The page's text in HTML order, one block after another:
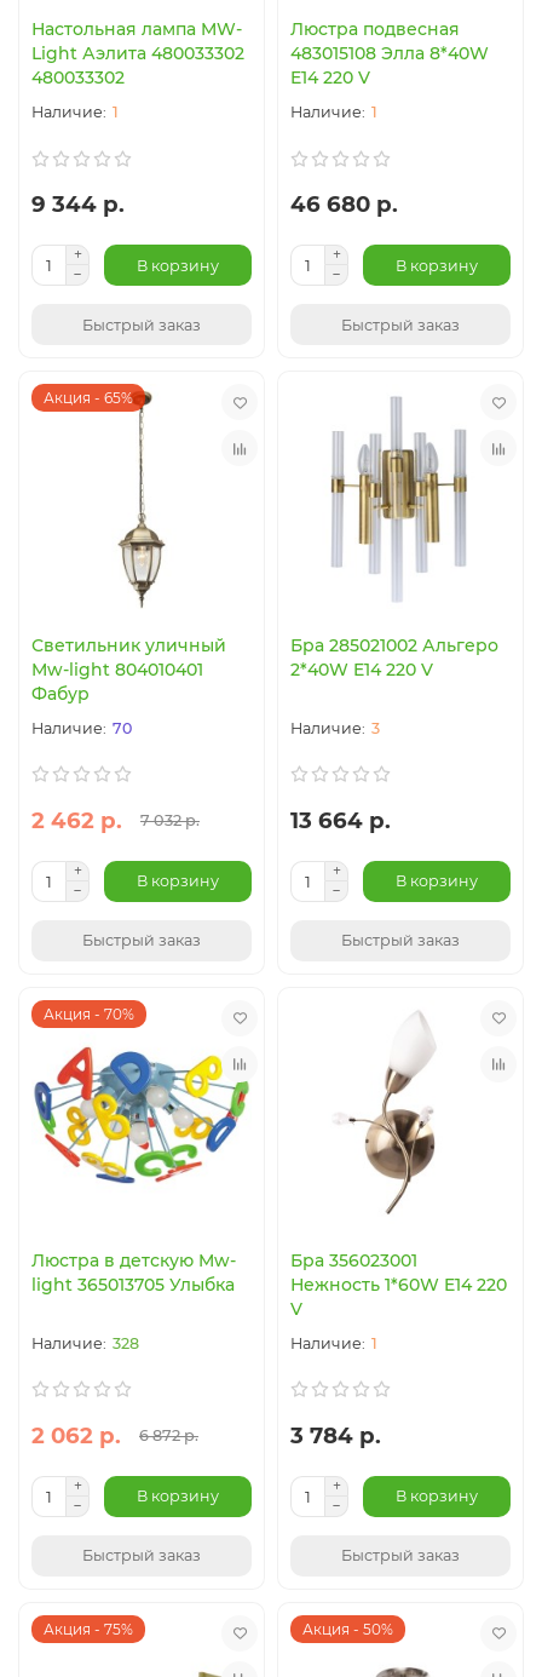
Настольная лампа MW-
Light Аэлита 480033302
480033302
1
9 344 р.
В корзину
Быстрый заказ
Люстра подвесная
483015108 Элла 8*40W
E14 220 V
1
46 680 р.
В корзину
Быстрый заказ
Акция - 65%
Светильник уличный
Mw-light 804010401
Фабур
70
2 462 р. 7 032 р.
В корзину
Быстрый заказ
Бра 285021002 Альгеро
2*40W E14 220 V
3
13 664 р.
В корзину
Быстрый заказ
Акция - 70%
Люстра в детскую Mw-
light 365013705 Улыбка
328
2 062 р. 6 872 р.
В корзину
Быстрый заказ
Бра 356023001
Нежность 1*60W E14 220
V
1
3 784 р.
В корзину
Быстрый заказ
Акция - 75% Акция - 50%